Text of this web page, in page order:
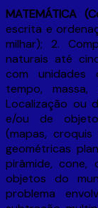
MATEMÁTICA
escrita e
milhar); 2.
naturais até
com unidades
tempo,
Localização ou
e/ou de
(mapas,
geométricas
pirâmide, cone,
objetos do
problema